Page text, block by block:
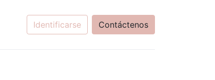
Identificarse Contáctenos